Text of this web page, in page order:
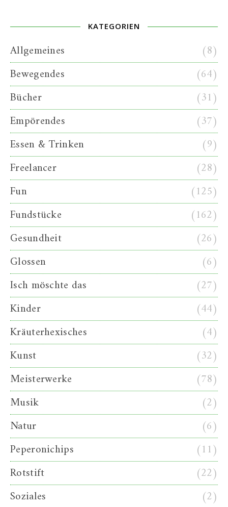
KATEGORIEN
Allgemeines
(8)
Bewegendes
(64)
Bücher
(31)
Empörendes
(37)
Essen & Trinken
(9)
Freelancer
(28)
Fun
(125)
Fundstücke
(162)
Gesundheit
(26)
Glossen
(6)
Isch möschte das
(27)
Kinder
(44)
Kräuterhexisches
(4)
Kunst
(32)
Meisterwerke
(78)
Musik
(2)
Natur
(6)
Peperonichips
(11)
Rotstift
(22)
Soziales
(2)